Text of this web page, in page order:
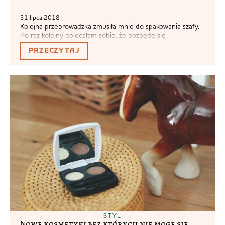
31 lipca 2018
Kolejna przeprowadzka zmusiła mnie do spakowania szafy.
Po raz kolejny obiecałam sobie, że pozbędę się
wszystkiego, co do mnie nie pasuje, wszystkiego czego nie
noszę. Co gorsza, zmusiła mnie również do rozpakowania
wszystkiego, co (myślę, że) noszę po rzekomo ostrej
jednak widzę głównie chaos, nie żaden styl… ♦...
PRZECZYTAJ
STYL